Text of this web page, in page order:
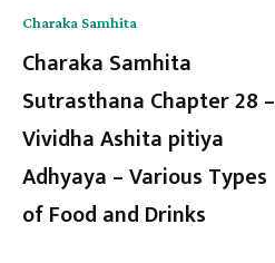
Charaka Samhita
Charaka Samhita
Sutrasthana Chapter 28 –
Vividha Ashita pitiya
Adhyaya – Various Types
of Food and Drinks